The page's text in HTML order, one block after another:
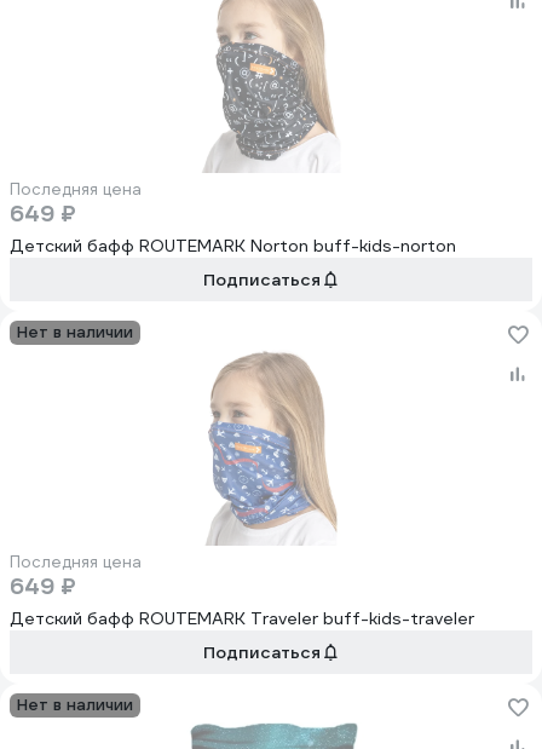
Последняя цена
649 ₽
Детский бафф ROUTEMARK Norton buff-kids-norton
Подписаться
Нет в наличии
Последняя цена
649 ₽
Детский бафф ROUTEMARK Traveler buff-kids-traveler
Подписаться
Нет в наличии